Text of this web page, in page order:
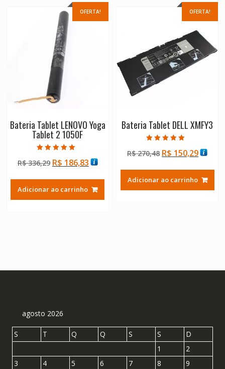
OFERTA!
Bateria Tablet LENOVO Yoga
Tablet 2 1050F
5.00
de 5
R$336,29 O
original
era:
R$ 186,83O
atual
é:
Adicionar ao carrinho
OFERTA!
Bateria Tablet DELL XMFY3
5.00
de 5
R$270,48 O
original
era:
R$ 150,29O
atual
é:
Adicionar ao carrinho
agosto 2026
S T Q Q S S
D
1
2
3
4 5 6 7 8
9